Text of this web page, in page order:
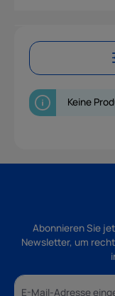
Keine
Abonnieren Sie
Newsletter, um